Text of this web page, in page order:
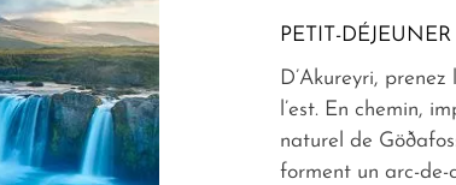
PETIT-DÉJEUNER
D’Akureyri,
l’est. En chemin,
naturel de
forment un arc-de-